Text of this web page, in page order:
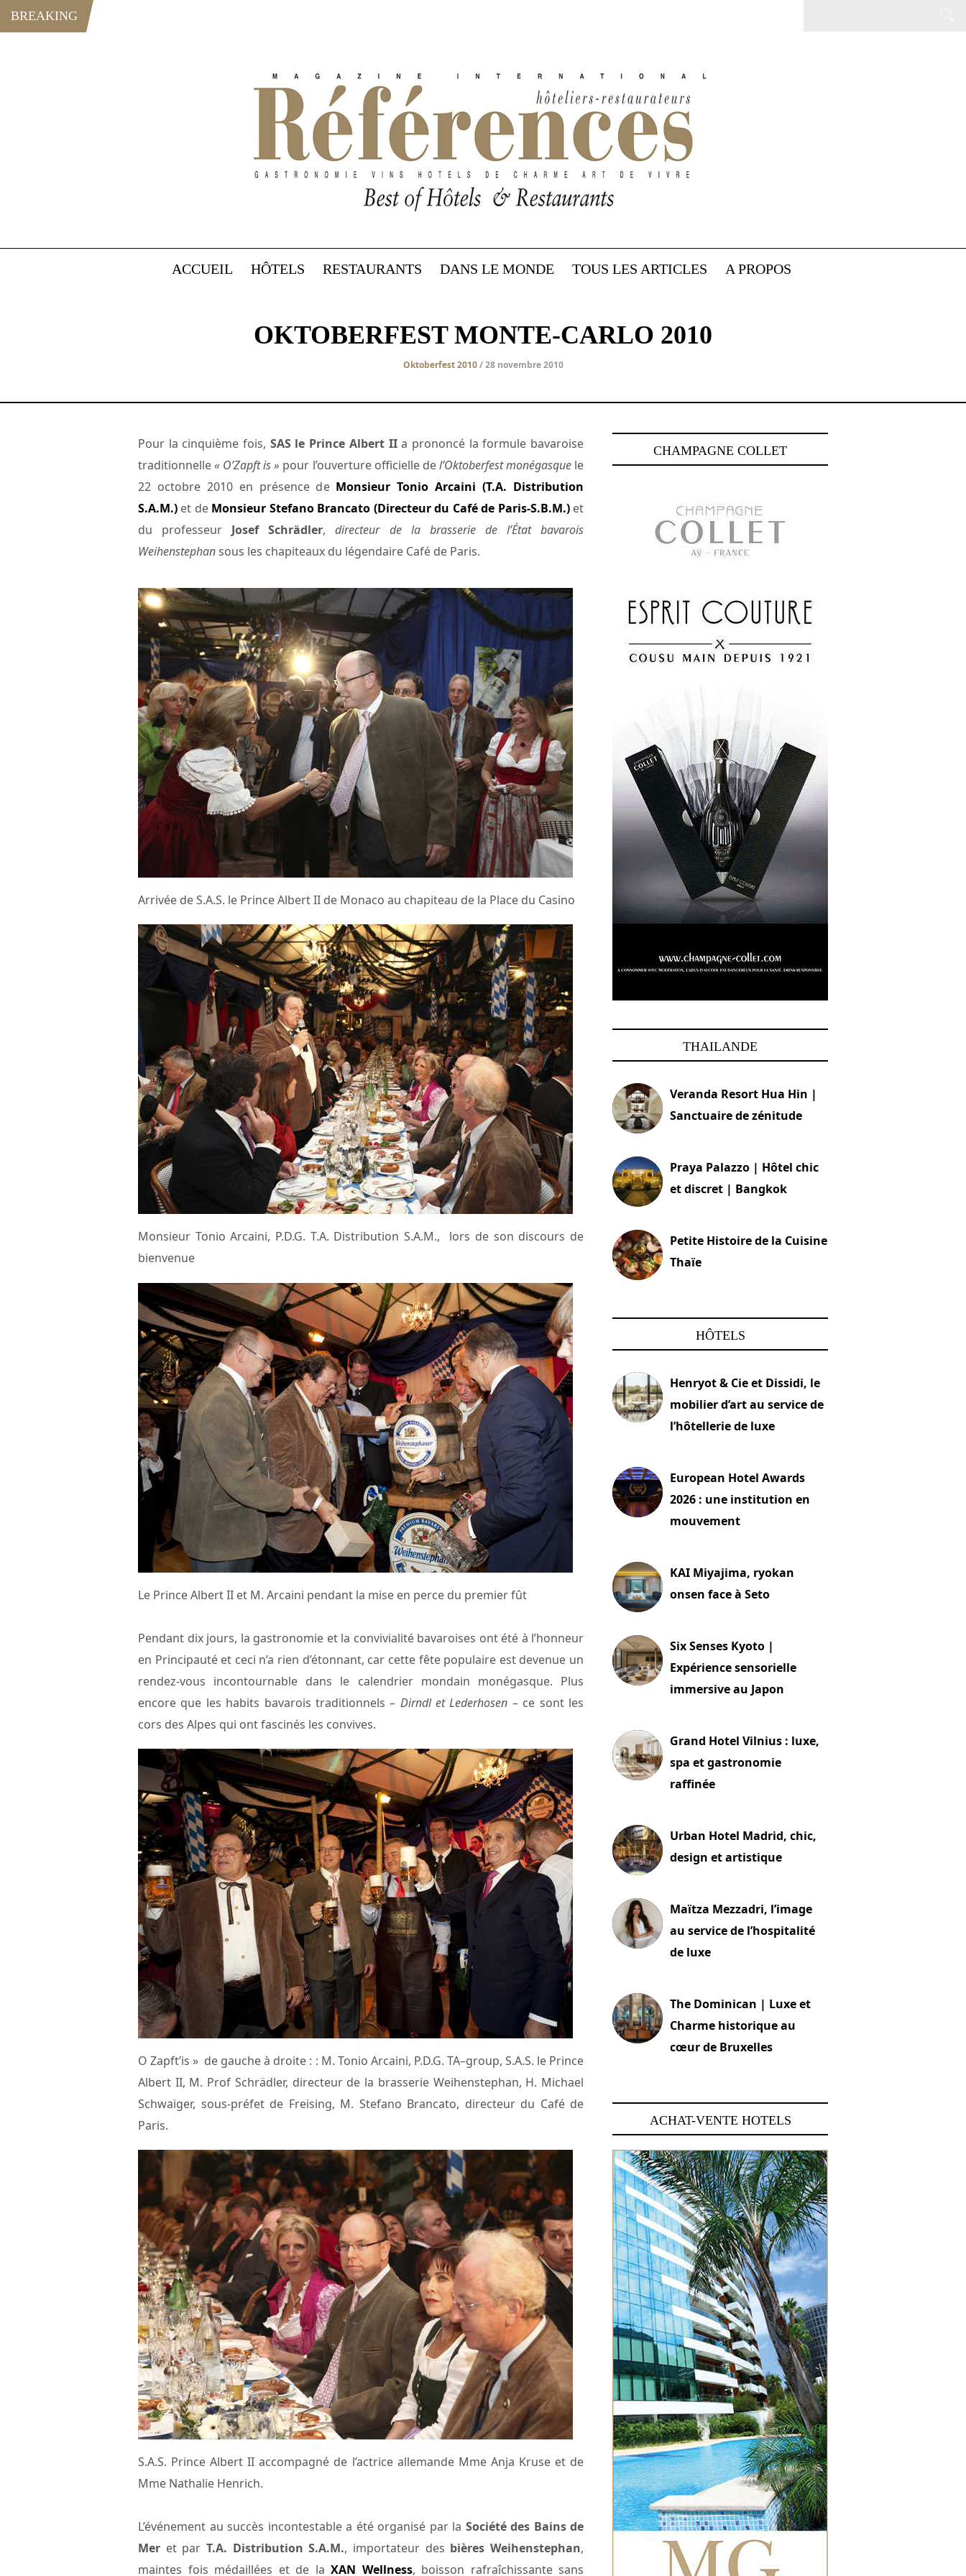
BREAKING
ACCUEIL HÔTELS RESTAURANTS DANS LE MONDE TOUS LES ARTICLES A PROPOS
OKTOBERFEST MONTE-CARLO 2010
Oktoberfest 2010/ 28 novembre 2010
Pour la cinquième fois, SAS le Prince Albert IIa prononcé la formule bavaroise
traditionnelle« O’Zapft is » pour l’ouverture officielle del’Oktoberfest monégasquele
22 octobre 2010 en présence de Monsieur Tonio Arcaini (T.A. Distribution
S.A.M.) et de Monsieur Stefano Brancato (Directeur du Café de Paris-S.B.M.)et
du professeur Josef Schrädler,directeur de la brasserie de l’État bavarois
Weihenstephansous les chapiteaux du légendaire Café de Paris.
Arrivée de S.A.S. le Prince Albert II de Monaco au chapiteau de la Place du Casino
Monsieur Tonio Arcaini, P.D.G. T.A. Distribution S.A.M., lors de son discours de
bienvenue
Le Prince Albert II et M. Arcaini pendant la mise en perce du premier fût
Pendant dix jours, la gastronomie et la convivialité bavaroises ont été à l’honneur
en Principauté et ceci n’a rien d’étonnant, car cette fête populaire est devenue un
rendez-vous incontournable dans le calendrier mondain monégasque. Plus
encore que les habits bavarois traditionnels – Dirndl et Lederhosen – ce sont les
cors des Alpes qui ont fascinés les convives.
O Zapft’is » de gauche à droite : : M. Tonio Arcaini, P.D.G. TA–group, S.A.S. le Prince
Albert II, M. Prof Schrädler, directeur de la brasserie Weihenstephan, H. Michael
Schwaiger, sous-préfet de Freising, M. Stefano Brancato, directeur du Café de
Paris.
S.A.S. Prince Albert II accompagné de l’actrice allemande Mme Anja Kruse et de
Mme Nathalie Henrich.
L’événement au succès incontestable a été organisé par la Société des Bains de
Mer et par T.A. Distribution S.A.M., importateur des bières Weihenstephan,
maintes fois médaillées et de la XAN Wellness, boisson rafraîchissante sans
CHAMPAGNE COLLET
THAILANDE
Veranda Resort Hua Hin |
Sanctuaire de zénitude
Praya Palazzo | Hôtel chic
et discret | Bangkok
Petite Histoire de la Cuisine
Thaïe
HÔTELS
Henryot & Cie et Dissidi, le
mobilier d’art au service de
l’hôtellerie de luxe
European Hotel Awards
2026 : une institution en
mouvement
KAI Miyajima, ryokan
onsen face à Seto
Six Senses Kyoto |
Expérience sensorielle
immersive au Japon
Grand Hotel Vilnius : luxe,
spa et gastronomie
raffinée
Urban Hotel Madrid, chic,
design et artistique
Maïtza Mezzadri, l’image
au service de l’hospitalité
de luxe
The Dominican | Luxe et
Charme historique au
cœur de Bruxelles
ACHAT-VENTE HOTELS